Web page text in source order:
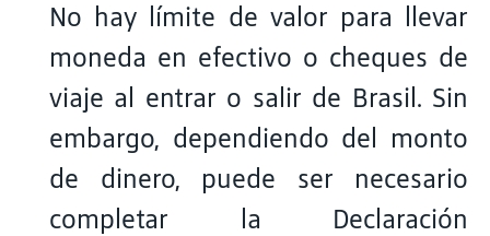
No hay límite de valor para llevar
moneda en efectivo o cheques de
viaje al entrar o salir de Brasil. Sin
embargo, dependiendo del monto
de dinero, puede ser necesario
completar la Declaración